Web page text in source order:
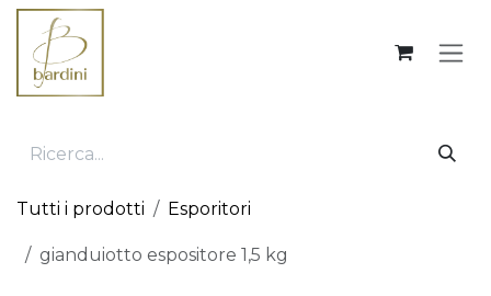
Passa al contenuto
Tutti i prodotti Esporitori
gianduiotto espositore 1,5 kg